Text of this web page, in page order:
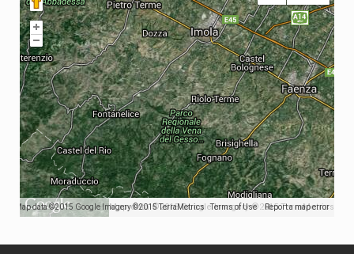
Map data ©2015 Google Imagery ©2015 TerraMetrics
Map data ©2015 Google Imagery ©2015 TerraMetrics
Terms of Use Report a map error